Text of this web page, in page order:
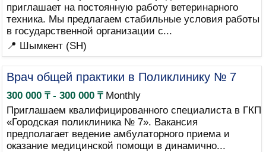
приглашает на постоянную работу ветеринарного
техника. Мы предлагаем стабильные условия работы
в государственной организации с...
📍 Шымкент (SH)
Врач общей практики в Поликлинику № 7
300 000 ₸ - 300 000 ₸Monthly
Приглашаем квалифицированного специалиста в ГКП
«Городская поликлиника № 7». Вакансия
предполагает ведение амбулаторного приема и
оказание медицинской помощи в динамично...